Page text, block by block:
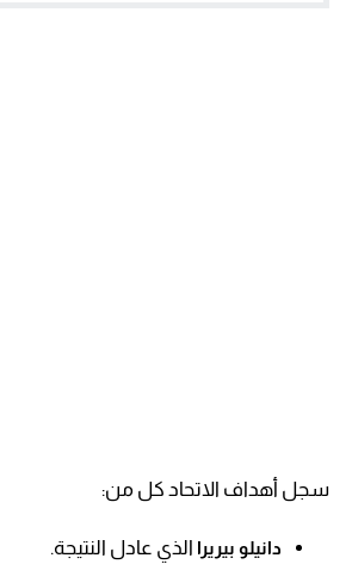
سجل أهداف الاتحاد كل من:
دانيلو بيريرا الذي عادل النتيجة.